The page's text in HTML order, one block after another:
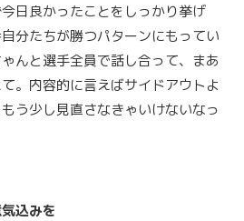
日良かったことをしっかり挙げ
分たちが勝つパターンにもってい
んと選手全員で話し合って、まあ
。内容的に言えばサイドアウトよ
う少し見直さなきゃいけないなっ
込みを